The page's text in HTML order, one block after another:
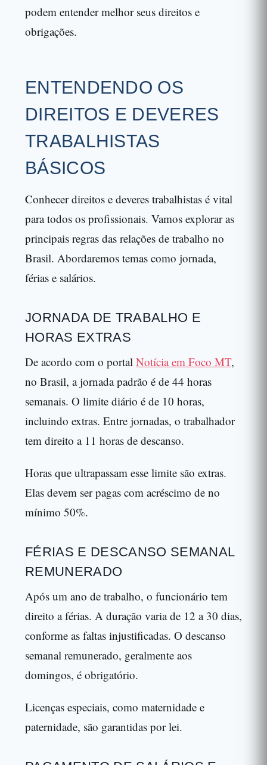
podem entender melhor seus direitos e
obrigações.
ENTENDENDO OS
DIREITOS E DEVERES
TRABALHISTAS
BÁSICOS
Conhecer direitos e deveres trabalhistas é vital
para todos os profissionais. Vamos explorar as
principais regras das relações de trabalho no
Brasil. Abordaremos temas como jornada,
férias e salários.
JORNADA DE TRABALHO E
HORAS EXTRAS
De acordo com o portal Notícia em Foco MT,
no Brasil, a jornada padrão é de 44 horas
semanais. O limite diário é de 10 horas,
incluindo extras. Entre jornadas, o trabalhador
tem direito a 11 horas de descanso.
Horas que ultrapassam esse limite são extras.
Elas devem ser pagas com acréscimo de no
mínimo 50%.
FÉRIAS E DESCANSO SEMANAL
REMUNERADO
Após um ano de trabalho, o funcionário tem
direito a férias. A duração varia de 12 a 30 dias,
conforme as faltas injustificadas. O descanso
semanal remunerado, geralmente aos
domingos, é obrigatório.
Licenças especiais, como maternidade e
paternidade, são garantidas por lei.